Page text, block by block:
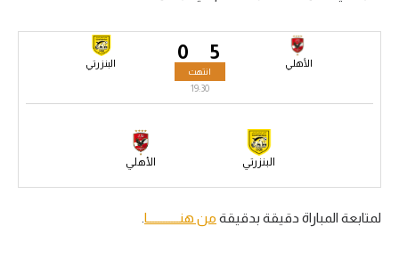
الدوري الإنجليزي
الدوري الإسباني
5 الأهلي 0 البنزرتي
انتهت
19:30
البنزرتي الأهلي
لمتابعة المباراة دقيقة بدقيقة من هنــــــــــــا